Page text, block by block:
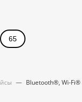
65
— Bluetooth®, Wi-Fi®